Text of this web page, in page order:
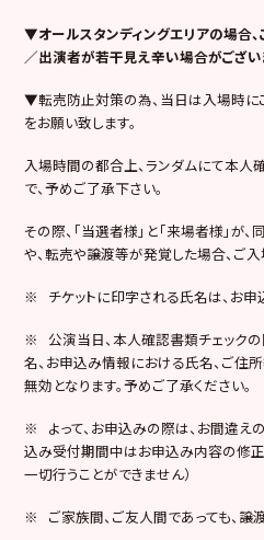
▼オールスタンディングエリアの場合、
／出演者が若干見え辛い場合がござい
▼転売防止対策の為、当日は入場時
をお願い致します。
入場時間の都合上、ランダムにて本人
で、予めご了承下さい。
その際、「当選者様」と「来場者様」が
や、転売や譲渡等が発覚した場合、ご入
※ チケットに印字される氏名は、お申
※ 公演当日、本人確認書類チェックの
名、お申込み情報における氏名、ご住
無効となります。予めご了承ください。
※ よって、お申込みの際は、お間違え
込み受付期間中はお申込み内容の修
一切行うことができません）
※ ご家族間、ご友人間であっても、譲